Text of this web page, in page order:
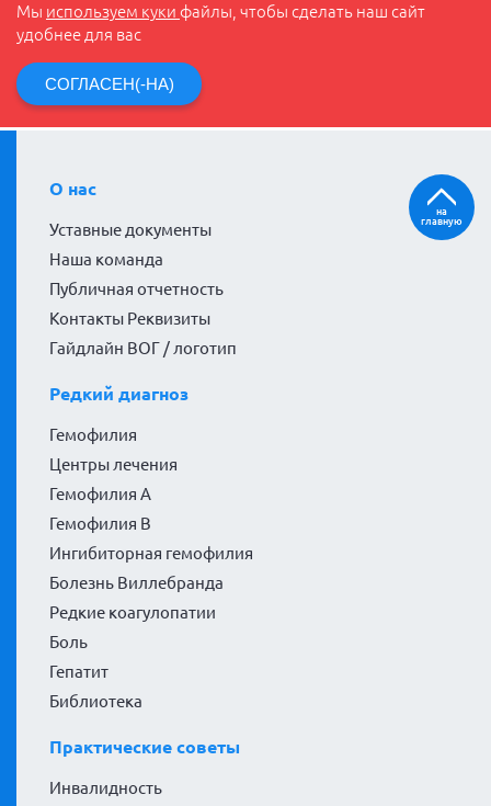
Мы используем куки файлы, чтобы сделать наш сайт
удобнее для вас
СОГЛАСЕН(-НА)
О нас
Уставные документы
Наша команда
Публичная отчетность
Контакты Реквизиты
Гайдлайн ВОГ / логотип
Редкий диагноз
Гемофилия
Центры лечения
Гемофилия А
Гемофилия В
Ингибиторная гемофилия
Болезнь Виллебранда
Редкие коагулопатии
Боль
Гепатит
Библиотека
Практические советы
Инвалидность
на
главную